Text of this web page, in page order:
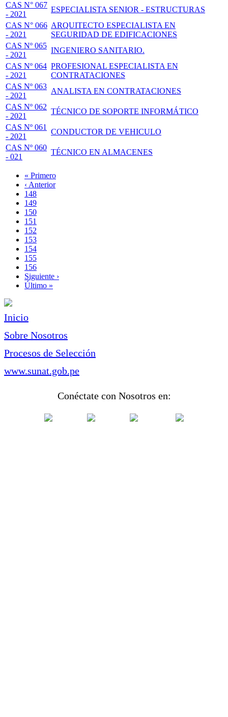
CAS N° 067
- 2021
ESPECIALISTA SENIOR - ESTRUCTURAS
CAS N° 066
- 2021
ARQUITECTO ESPECIALISTA EN
SEGURIDAD DE EDIFICACIONES
CAS Nº 065
- 2021
INGENIERO SANITARIO.
CAS Nº 064
- 2021
PROFESIONAL ESPECIALISTA EN
CONTRATACIONES
CAS Nº 063
- 2021
ANALISTA EN CONTRATACIONES
CAS Nº 062
- 2021
TÉCNICO DE SOPORTE INFORMÁTICO
CAS Nº 061
- 2021
CONDUCTOR DE VEHICULO
CAS Nº 060
- 021
TÉCNICO EN ALMACENES
Paginación
Primera
página
« Primero
Página
anterior
‹ Anterior
Page
148
Page
149
Page
150
Page
151
Página
actual
152
Page
153
Page
154
Page
155
Page
156
Siguiente
página
Siguiente ›
Última
Último »
Inicio
Sobre Nosotros
Procesos de Selección
www.sunat.gob.pe
Conéctate con Nosotros en: